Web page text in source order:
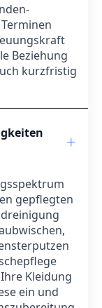
Beziehung
kurzfristig
gepflegten
Kleidung
ein und